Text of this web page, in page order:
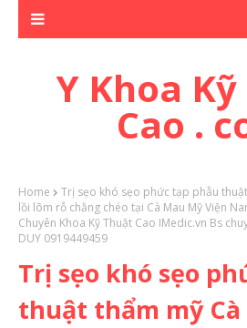
Y Khoa
Cao .
Home
Trị sẹo khó sẹo phức tạp phẫu
lồi lõm rỗ chằng chéo tại Cà Mau Mỹ Viện
Chuyên Khoa Kỹ Thuật Cao IMedic.vn Bs
DUY 0919449459
Trị sẹo khó sẹo
thuật thẩm mỹ